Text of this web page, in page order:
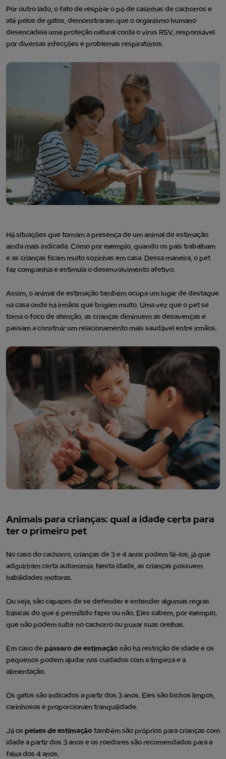
Por outro lado, o fato de respirar o pó de casinhas de cachorros e
até pelos de gatos, demonstraram que o organismo humano
desencadeia uma proteção natural conta o vírus RSV, responsável
por diversas infecções e problemas respiratórios.
Há situações que tornam a presença de um animal de estimação
ainda mais indicada. Como por exemplo, quando os pais trabalham
e as crianças ficam muito sozinhas em casa. Dessa maneira, o pet
faz companhia e estimula o desenvolvimento afetivo.
Assim, o animal de estimação também ocupa um lugar de destaque
na casa onde há irmãos que brigam muito. Uma vez que o pet se
torna o foco de atenção, as crianças diminuem as desavenças e
passam a construir um relacionamento mais saudável entre irmãos.
Animais para crianças: qual a idade certa para
ter o primeiro pet
No caso do cachorro, crianças de 3 e 4 anos podem tê-los, já que
adquiriram certa autonomia. Nesta idade, as crianças possuem
habilidades motoras.
Ou seja, são capazes de se defender e entender algumas regras
básicas do que é permitido fazer ou não. Eles sabem, por exemplo,
que não podem subir no cachorro ou puxar suas orelhas.
Em caso depássaro de estimação não há restrição de idade e os
pequenos podem ajudar nos cuidados com a limpeza e a
alimentação.
Os gatos são indicados a partir dos 3 anos. Eles são bichos limpos,
carinhosos e proporcionam tranquilidade.
Já os peixes de estimação também são próprios para crianças com
idade a partir dos 3 anos e os roedores são recomendados para a
faixa dos 4 anos.